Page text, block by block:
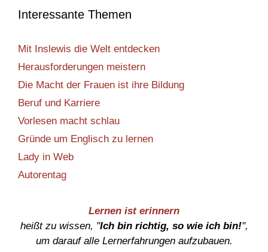
Interessante Themen
Mit Inslewis die Welt entdecken
Herausforderungen meistern
Die Macht der Frauen ist ihre Bildung
Beruf und Karriere
Vorlesen macht schlau
Gründe um Englisch zu lernen
Lady in Web
Autorentag
Lernen ist erinnern
heißt zu wissen, "Ich bin richtig, so wie ich bin!",
um darauf alle Lernerfahrungen aufzubauen.